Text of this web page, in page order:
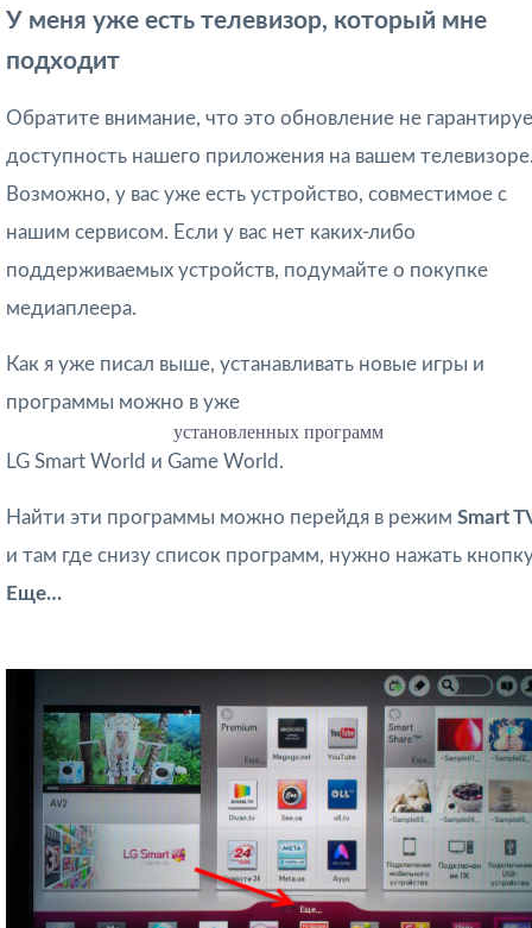
У меня уже есть телевизор, который мне
подходит
Обратите внимание, что это обновление не
доступность нашего приложения на вашем
Возможно, у вас уже есть устройство, совместимое с
нашим сервисом. Если у вас нет каких-либо
поддерживаемых устройств, подумайте о покупке
медиаплеера.
Как я уже писал выше, устанавливать новые игры и
программы можно в уже
установленных программ
LG Smart World и Game World.
Найти эти программы можно перейдя в режим Smart
и там где снизу список программ, нужно нажать
Еще…